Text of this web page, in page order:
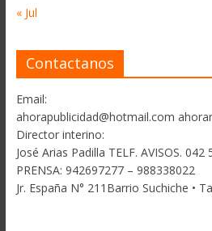
« Jul
Contactanos
Email:
ahorapublicidad@hotmail.com
Director interino:
José Arias Padilla TELF. AVISOS.
PRENSA: 942697277 – 988338022
Jr. España N° 211Barrio Suchiche •